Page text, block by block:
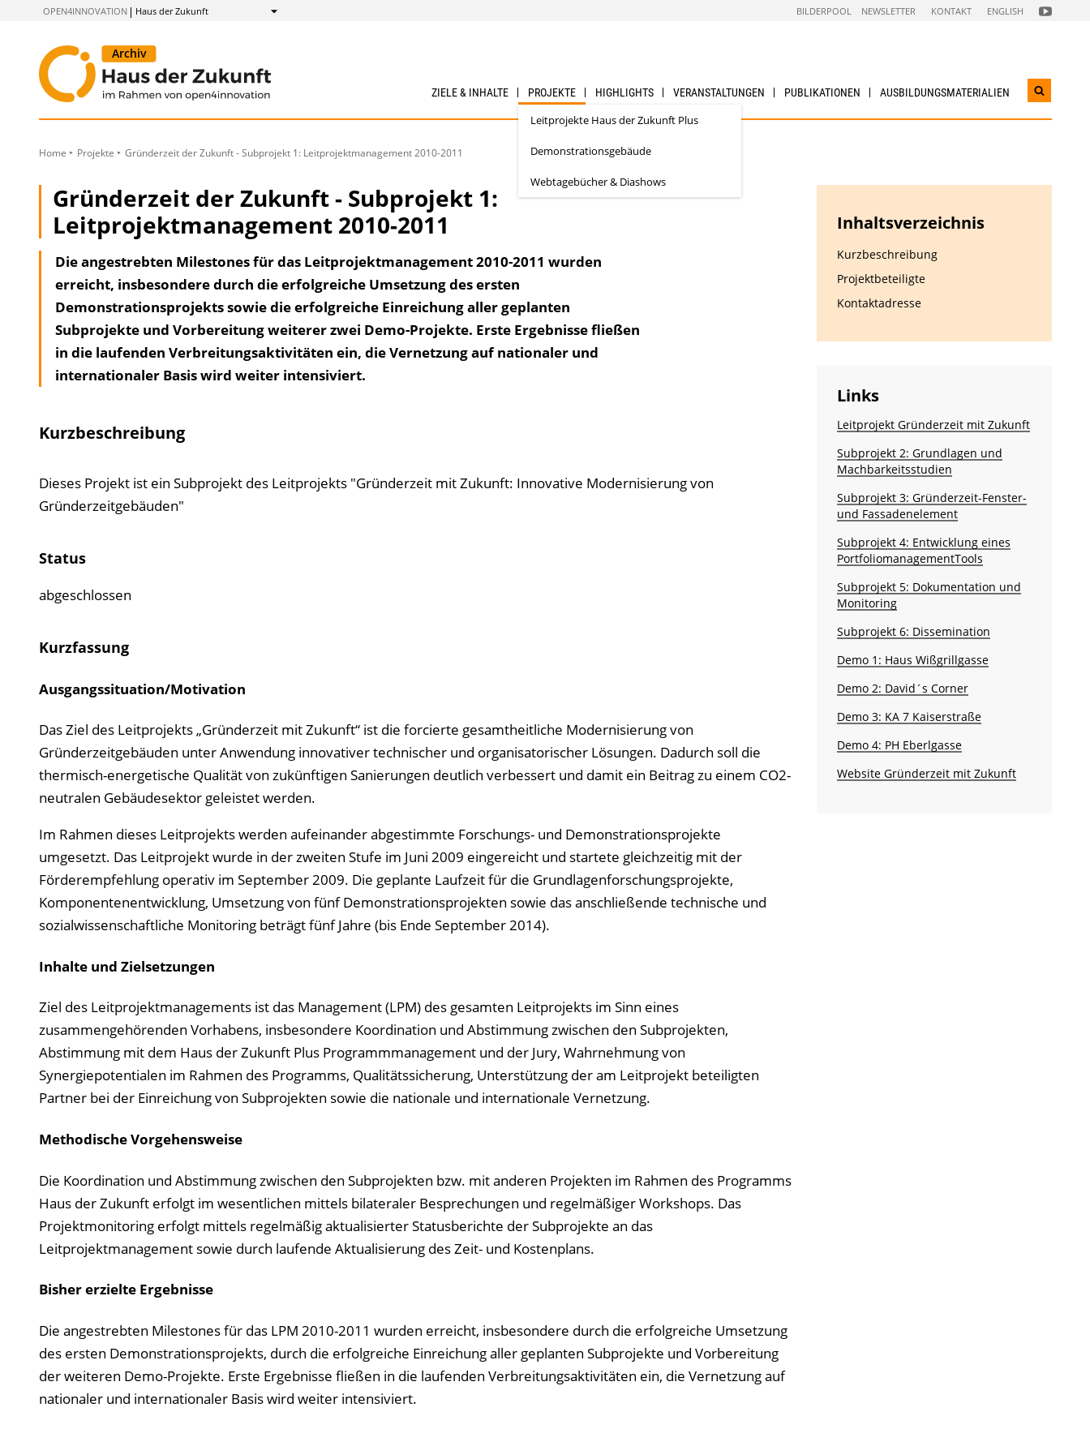
OPEN4INNOVATION Haus der Zukunft
Anzeigen
BILDERPOOL NEWSLETTER KONTAKT ENGLISH FOLGEN
SIE
ZIELE & INHALTE PROJEKTE
Leitprojekte Haus der Zukunft Plus
Demonstrationsgebäude
Webtagebücher & Diashows
HIGHLIGHTS VERANSTALTUNGEN PUBLIKATIONEN AUSBILDUNGS­MATERIALIEN
Home Projekte Gründerzeit der Zukunft - Subprojekt 1: Leitprojektmanagement 2010-2011
Gründerzeit der Zukunft - Subprojekt 1:
Leitprojektmanagement 2010-2011
Die angestrebten Milestones für das Leitprojektmanagement 2010-2011 wurden
erreicht, insbesondere durch die erfolgreiche Umsetzung des ersten
Demonstrationsprojekts sowie die erfolgreiche Einreichung aller geplanten
Subprojekte und Vorbereitung weiterer zwei Demo-Projekte. Erste Ergebnisse fließen
in die laufenden Verbreitungsaktivitäten ein, die Vernetzung auf nationaler und
internationaler Basis wird weiter intensiviert.
Kurzbeschreibung
Dieses Projekt ist ein Subprojekt des Leitprojekts "Gründerzeit mit Zukunft: Innovative Modernisierung von
Gründerzeitgebäuden"
Status
abgeschlossen
Kurzfassung
Ausgangssituation/Motivation
Das Ziel des Leitprojekts „Gründerzeit mit Zukunft“ ist die forcierte gesamtheitliche Modernisierung von
Gründerzeitgebäuden unter Anwendung innovativer technischer und organisatorischer Lösungen. Dadurch soll die
thermisch-energetische Qualität von zukünftigen Sanierungen deutlich verbessert und damit ein Beitrag zu einem CO2-
neutralen Gebäudesektor geleistet werden.
Im Rahmen dieses Leitprojekts werden aufeinander abgestimmte Forschungs- und Demonstrationsprojekte
umgesetzt. Das Leitprojekt wurde in der zweiten Stufe im Juni 2009 eingereicht und startete gleichzeitig mit der
Förderempfehlung operativ im September 2009. Die geplante Laufzeit für die Grundlagenforschungsprojekte,
Komponentenentwicklung, Umsetzung von fünf Demonstrationsprojekten sowie das anschließende technische und
sozialwissenschaftliche Monitoring beträgt fünf Jahre (bis Ende September 2014).
Inhalte und Zielsetzungen
Ziel des Leitprojektmanagements ist das Management (LPM) des gesamten Leitprojekts im Sinn eines
zusammengehörenden Vorhabens, insbesondere Koordination und Abstimmung zwischen den Subprojekten,
Abstimmung mit dem Haus der Zukunft Plus Programmmanagement und der Jury, Wahrnehmung von
Synergiepotentialen im Rahmen des Programms, Qualitätssicherung, Unterstützung der am Leitprojekt beteiligten
Partner bei der Einreichung von Subprojekten sowie die nationale und internationale Vernetzung.
Methodische Vorgehensweise
Die Koordination und Abstimmung zwischen den Subprojekten bzw. mit anderen Projekten im Rahmen des Programms
Haus der Zukunft erfolgt im wesentlichen mittels bilateraler Besprechungen und regelmäßiger Workshops. Das
Projektmonitoring erfolgt mittels regelmäßig aktualisierter Statusberichte der Subprojekte an das
Leitprojektmanagement sowie durch laufende Aktualisierung des Zeit- und Kostenplans.
Bisher erzielte Ergebnisse
Die angestrebten Milestones für das LPM 2010-2011 wurden erreicht, insbesondere durch die erfolgreiche Umsetzung
des ersten Demonstrationsprojekts, durch die erfolgreiche Einreichung aller geplanten Subprojekte und Vorbereitung
der weiteren Demo-Projekte. Erste Ergebnisse fließen in die laufenden Verbreitungsaktivitäten ein, die Vernetzung auf
nationaler und internationaler Basis wird weiter intensiviert.
Inhaltsverzeichnis
Kurzbeschreibung
Projektbeteiligte
Kontaktadresse
Links
Leitprojekt Gründerzeit mit Zukunft
Subprojekt 2: Grundlagen und
Machbarkeitsstudien
Subprojekt 3: Gründerzeit-Fenster-
und Fassaden­element
Subprojekt 4: Entwicklung eines
Portfoliomanagement­Tools
Subprojekt 5: Dokumentation und
Monitoring
Subprojekt 6: Dissemination
Demo 1: Haus Wißgrillgasse
Demo 2: David´s Corner
Demo 3: KA 7 Kaiserstraße
Demo 4: PH Eberlgasse
Website Gründerzeit mit Zukunft